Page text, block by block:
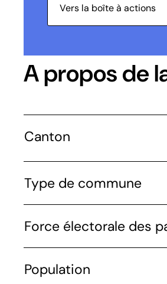
Vers la boîte à actions
A propos de
Canton
Type de commune
Force électorale des
Population